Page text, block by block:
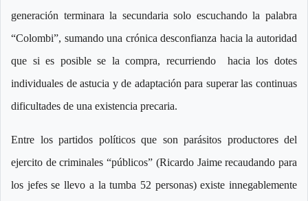
generación terminara la secundaria solo escuchando la palabra
“Colombi”, sumando una crónica desconfianza hacia la autoridad
que si es posible se la compra, recurriendo hacia los dotes
individuales de astucia y de adaptación para superar las continuas
dificultades de una existencia precaria.
Entre los partidos políticos que son parásitos productores del
ejercito de criminales “públicos” (Ricardo Jaime recaudando para
los jefes se llevo a la tumba 52 personas) existe innegablemente